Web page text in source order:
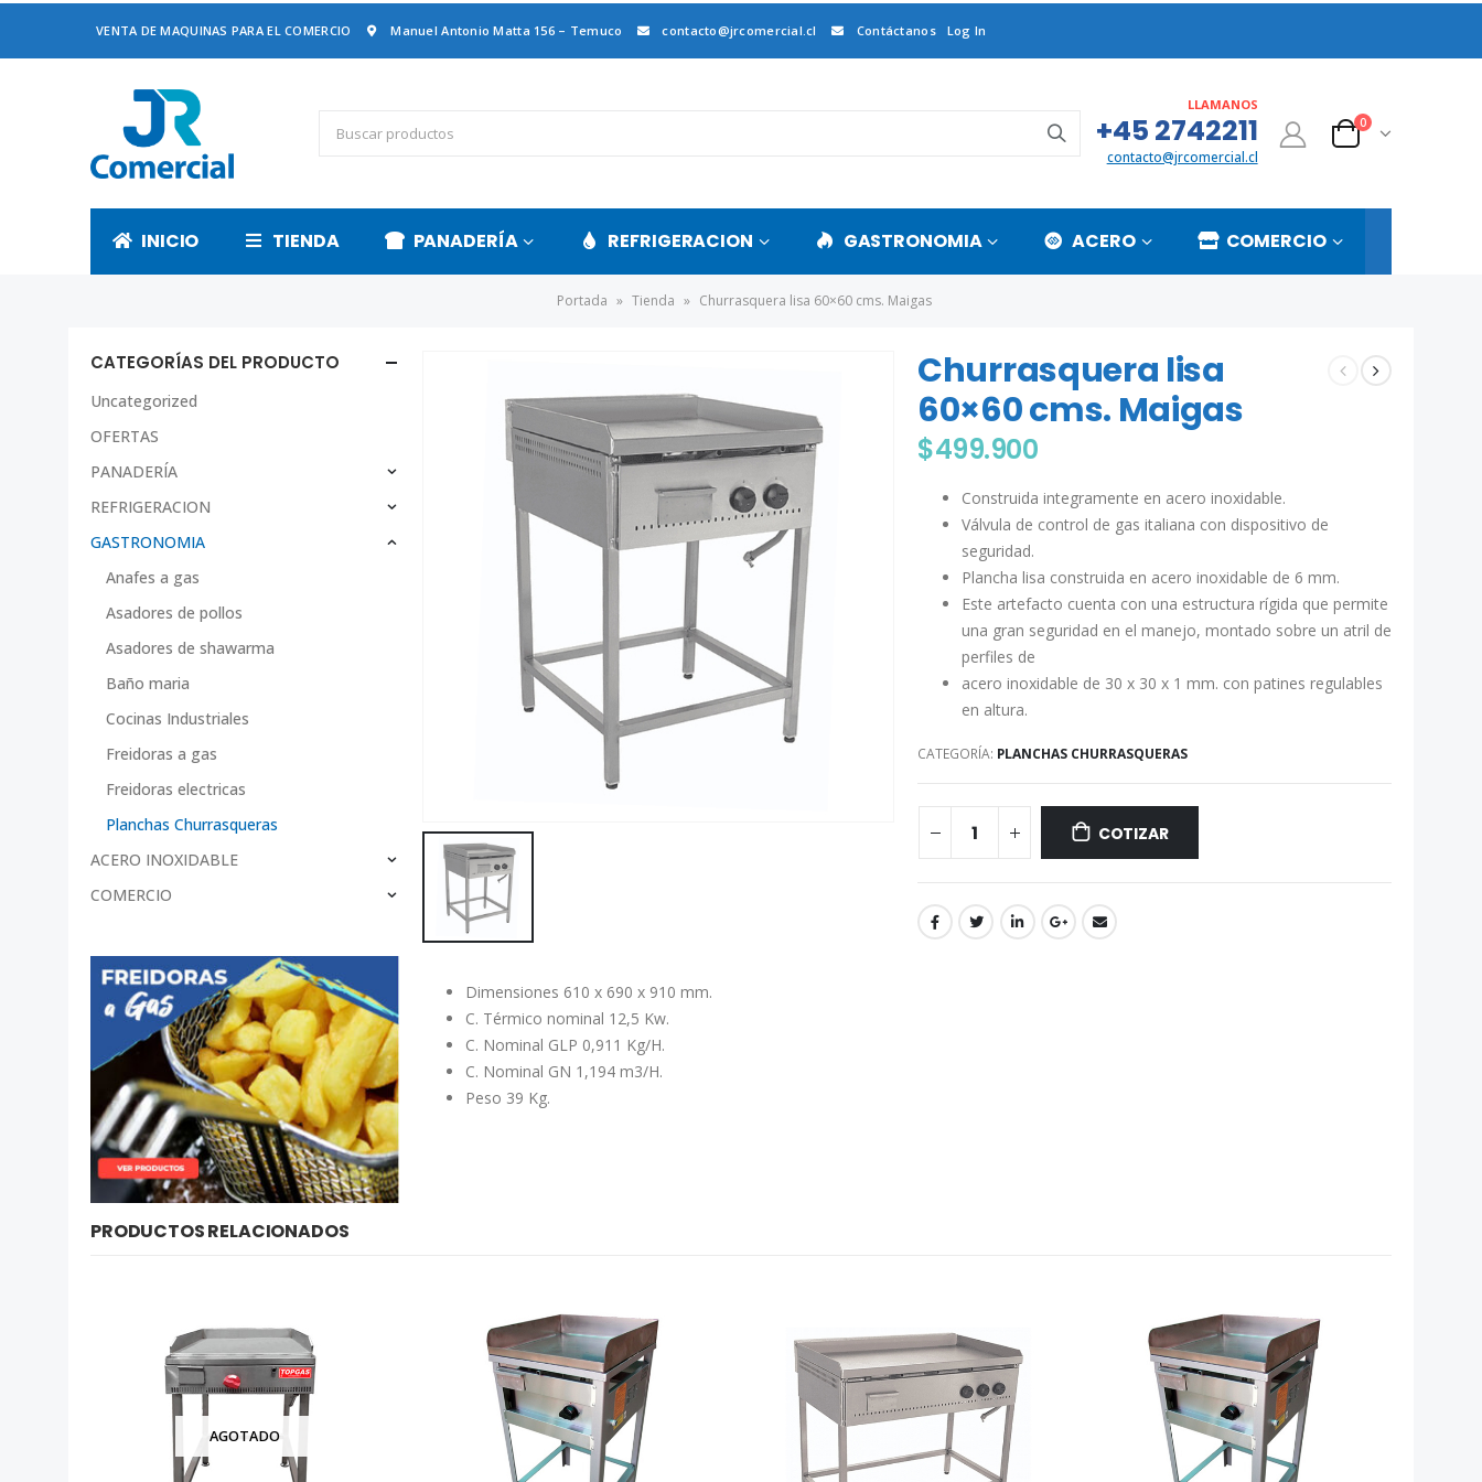
VENTA DE MAQUINAS PARA EL COMERCIO Manuel Antonio Matta 156 – Temuco contacto@jrcomercial.cl Contáctanos Log In
LLAMANOS
+45 2742211
contacto@jrcomercial.cl
0
INICIO TIENDA PANADERÍA REFRIGERACION GASTRONOMIA ACERO COMERCIO
Portada » Tienda » Churrasquera lisa 60×60 cms. Maigas
Churrasquera lisa
60×60 cms. Maigas
$499.900
Construida integramente en acero inoxidable.
Válvula de control de gas italiana con dispositivo de
seguridad.
Plancha lisa construida en acero inoxidable de 6 mm.
Este artefacto cuenta con una estructura rígida que permite
una gran seguridad en el manejo, montado sobre un atril de
perfiles de
acero inoxidable de 30 x 30 x 1 mm. con patines regulables
en altura.
CATEGORÍA: PLANCHAS CHURRASQUERAS
COTIZAR
Dimensiones 610 x 690 x 910 mm.
C. Térmico nominal 12,5 Kw.
C. Nominal GLP 0,911 Kg/H.
C. Nominal GN 1,194 m3/H.
Peso 39 Kg.
CATEGORÍAS DEL PRODUCTO
Uncategorized
OFERTAS
PANADERÍA
REFRIGERACION
GASTRONOMIA
Anafes a gas
Asadores de pollos
Asadores de shawarma
Baño maria
Cocinas Industriales
Freidoras a gas
Freidoras electricas
Planchas Churrasqueras
ACERO INOXIDABLE
COMERCIO
PRODUCTOS RELACIONADOS
AGOTADO